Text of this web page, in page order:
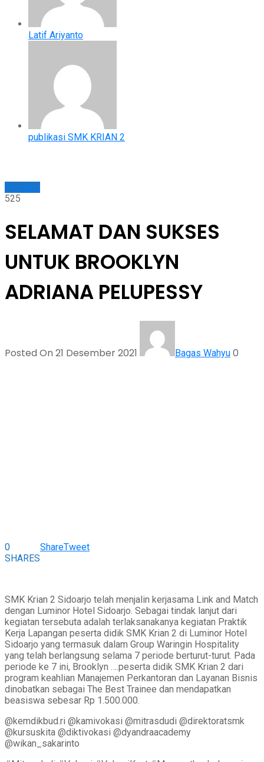
Latif Ariyanto
publikasi SMK KRIAN 2
Prestasi
525
SELAMAT DAN SUKSES
UNTUK BROOKLYN
ADRIANA PELUPESSY
Posted On 21 Desember 2021 Bagas Wahyu 0
0
SHARES
ShareTweet
SMK Krian 2 Sidoarjo telah menjalin kerjasama Link and Match
dengan Luminor Hotel Sidoarjo. Sebagai tindak lanjut dari
kegiatan tersebuta adalah terlaksanakanya kegiatan Praktik
Kerja Lapangan peserta didik SMK Krian 2 di Luminor Hotel
Sidoarjo yang termasuk dalam Group Waringin Hospitality
yang telah berlangsung selama 7 periode berturut-turut. Pada
periode ke 7 ini, Brooklyn ….peserta didik SMK Krian 2 dari
program keahlian Manajemen Perkantoran dan Layanan Bisnis
dinobatkan sebagai The Best Trainee dan mendapatkan
beasiswa sebesar Rp 1.500.000.
@kemdikbud.ri @kamivokasi @mitrasdudi @direktoratsmk
@kursuskita @diktivokasi @dyandraacademy
@wikan_sakarinto